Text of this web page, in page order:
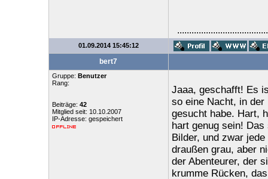
01.09.2014 15:45:12
bert7
Gruppe: Benutzer
Rang:
Beiträge: 42
Mitglied seit: 10.10.2007
IP-Adresse: gespeichert
Jaaa, geschafft! Es
so eine Nacht, in
gesucht habe. Hart,
hart genug sein!
Bilder, und zwar
draußen grau, aber
der Abenteurer, der
krumme Rücken,